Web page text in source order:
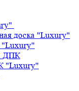
доска "Luxury"
"Luxury"
ДПК
"Luxury"